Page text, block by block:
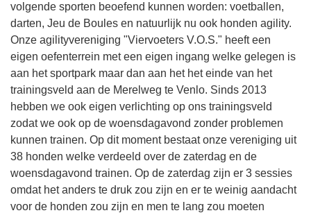
volgende sporten beoefend kunnen worden: voetballen,
darten, Jeu de Boules en natuurlijk nu ook honden agility.
Onze agilityvereniging "Viervoeters V.O.S." heeft een
eigen oefenterrein met een eigen ingang welke gelegen is
aan het sportpark maar dan aan het het einde van het
trainingsveld aan de Merelweg te Venlo. Sinds 2013
hebben we ook eigen verlichting op ons trainingsveld
zodat we ook op de woensdagavond zonder problemen
kunnen trainen. Op dit moment bestaat onze vereniging uit
38 honden welke verdeeld over de zaterdag en de
woensdagavond trainen. Op de zaterdag zijn er 3 sessies
omdat het anders te druk zou zijn en er te weinig aandacht
voor de honden zou zijn en men te lang zou moeten